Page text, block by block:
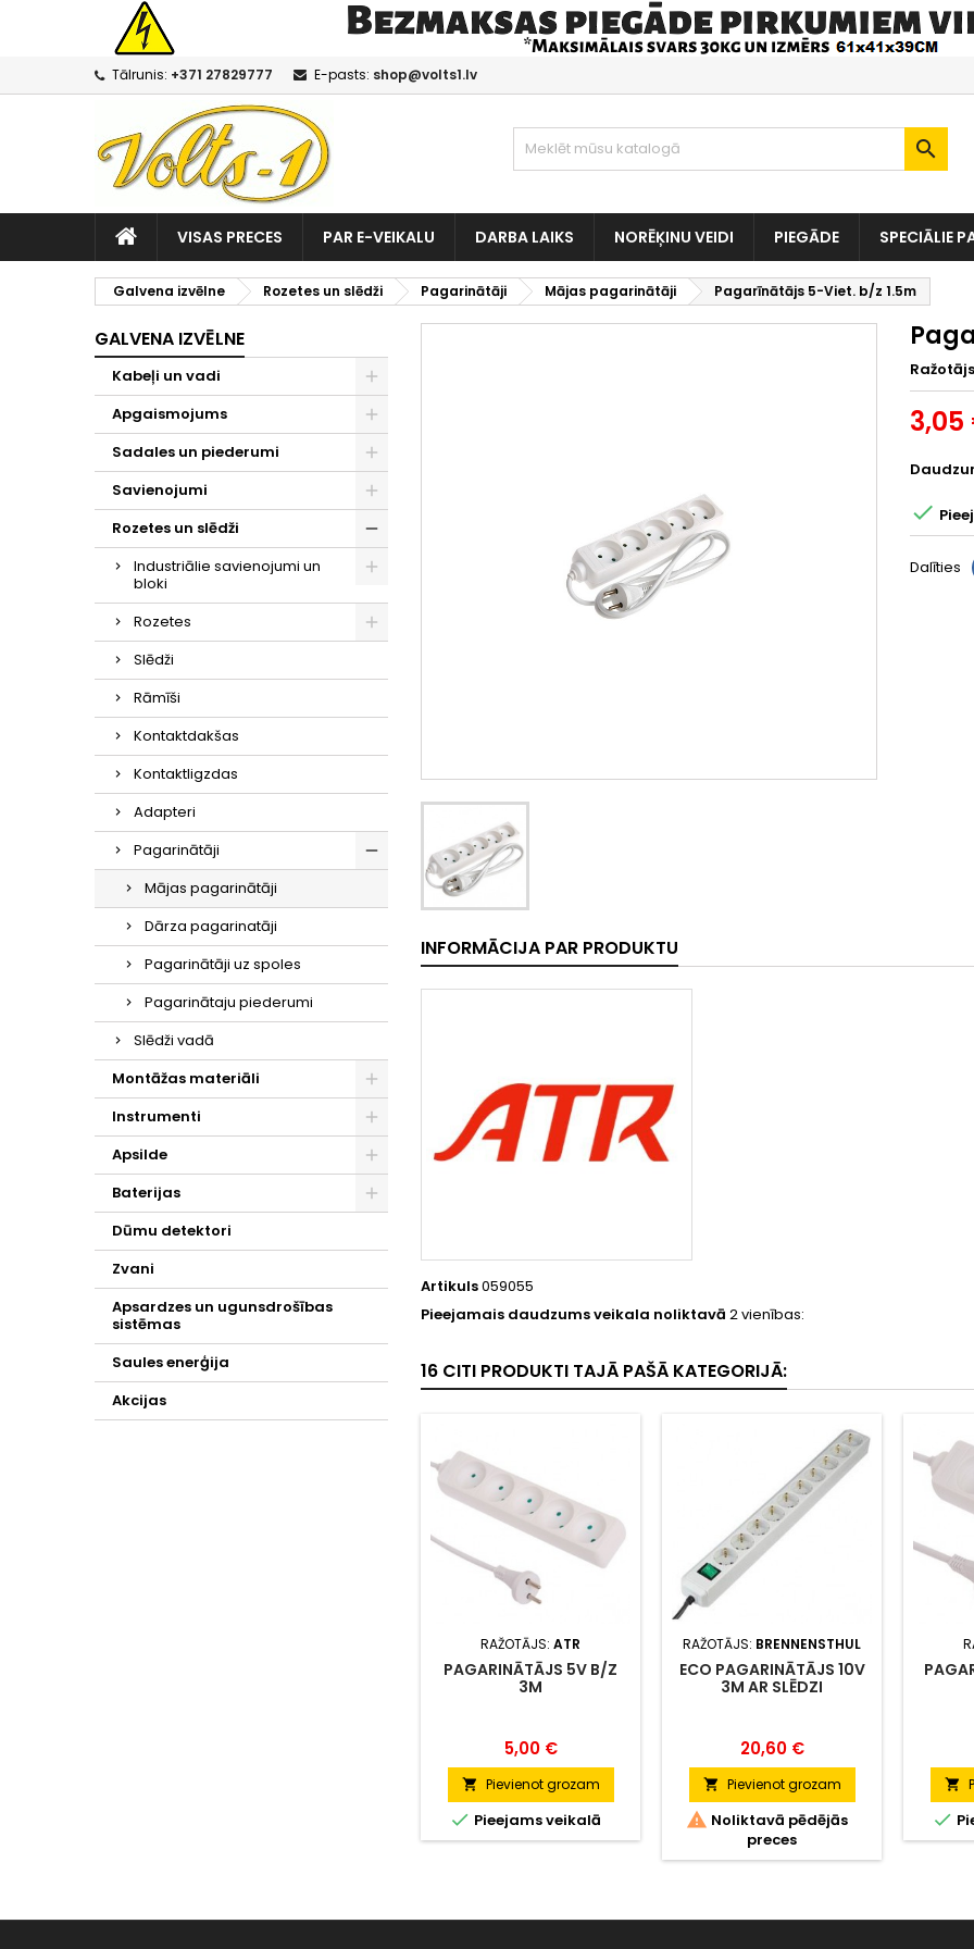
Tālrunis: +371 27829777 E-pasts: shop@volts1.lv

VISAS PRECES PAR E-VEIKALU DARBA LAIKS NORĒĶINU VEIDI PIEGĀDE SPECIĀLIE
Galvena izvēlne Rozetes un slēdži Pagarinātāji Mājas pagarinātāji Pagarīnātājs 5-Viet. b/z 1.5m
GALVENA IZVĒLNE
Kabeļi un vadi
Apgaismojums
Sadales un piederumi
Savienojumi
Rozetes un slēdži
Industriālie savienojumi un
bloki
Rozetes
Slēdži
Rāmīši
Kontaktdakšas
Kontaktligzdas
Adapteri
Pagarinātāji
Mājas pagarinātāji
Dārza pagarinatāji
Pagarinātāji uz spoles
Pagarinātaju piederumi
Slēdži vadā
Montāžas materiāli
Instrumenti
Apsilde
Baterijas
Dūmu detektori
Zvani
Apsardzes un ugunsdrošības
sistēmas
Saules enerģija
Akcijas
Ražotājs
3,05

Dalīties
INFORMĀCIJA PAR PRODUKTU
Artikuls059055
Pieejamais daudzums veikala noliktavā 2 vienības:
16 CITI PRODUKTI TAJĀ PAŠĀ KATEGORIJĀ:
RAŽOTĀJS: ATR
PAGARINĀTĀJS 5V B/Z
3M
Cena
5,00 €
 Pievienot grozam
 Pieejams veikalā
RAŽOTĀJS: BRENNENSTHUL
ECO PAGARINĀTĀJS 10V
3M AR SLĒDZI
Cena
20,60 €
 Pievienot grozam
 Noliktavā pēdējās
preces

